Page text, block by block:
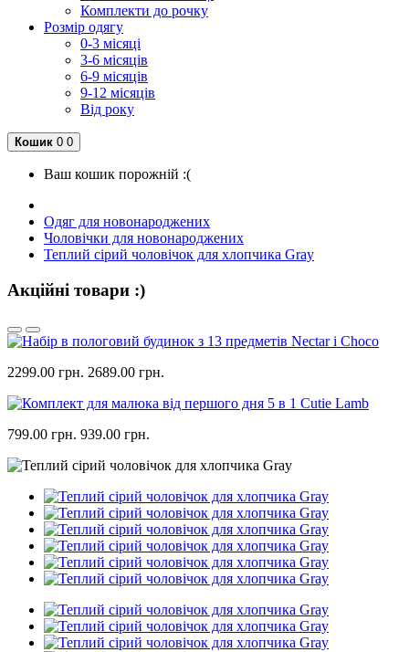
Комплекти до рочку
Розмір одягу
0-3 місяці
3-6 місяців
6-9 місяців
9-12 місяців
Від року
Кошик 0 0
Ваш кошик порожній :(
Одяг для новонароджених
Чоловічки для новонароджених
Теплий сірий чоловічок для хлопчика Gray
Акційні товари :)
2299.00 грн. 2689.00 грн.
799.00 грн. 939.00 грн.